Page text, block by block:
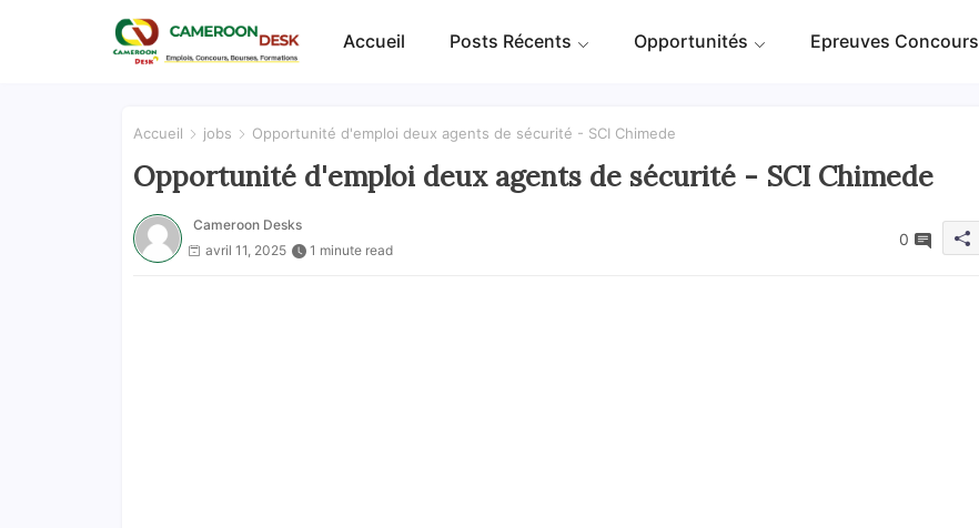
Accueil Posts Récents Opportunités Epreuves Concours
Accueil jobs Opportunité d'emploi deux agents de sécurité - SCI Chimede
Opportunité d'emploi deux agents de sécurité - SCI Chimede
Cameroon Desks
avril 11, 2025
1 minute read
0